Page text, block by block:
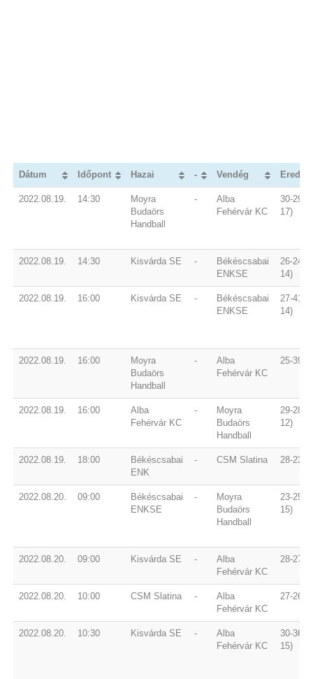
Dátum Időpont Hazai - Vendég
2022.08.19. 14:30
Moyra
Budaörs
Handball
-
Alba
Fehérvár KC
30-29
17)
2022.08.19. 14:30 Kisvárda SE -
Békéscsabai
ENKSE
26-24
14)
2022.08.19. 16:00 Kisvárda SE -
Békéscsabai
ENKSE
27-41
14)
2022.08.19. 16:00
Moyra
Budaörs
Handball
-
Alba
Fehérvár KC
25-39
2022.08.19. 16:00
Alba
Fehérvár KC
-
Moyra
Budaörs
Handball
29-28
12)
2022.08.19. 18:00
Békéscsabai
ENK
- CSM Slatina 28-23
2022.08.20. 09:00
Békéscsabai
ENKSE
-
Moyra
Budaörs
Handball
23-25
15)
2022.08.20. 09:00 Kisvárda SE -
Alba
Fehérvár KC
28-27
2022.08.20. 10:00 CSM Slatina -
Alba
Fehérvár KC
27-26
2022.08.20. 10:30 Kisvárda SE -
Alba
Fehérvár KC
30-36
15)